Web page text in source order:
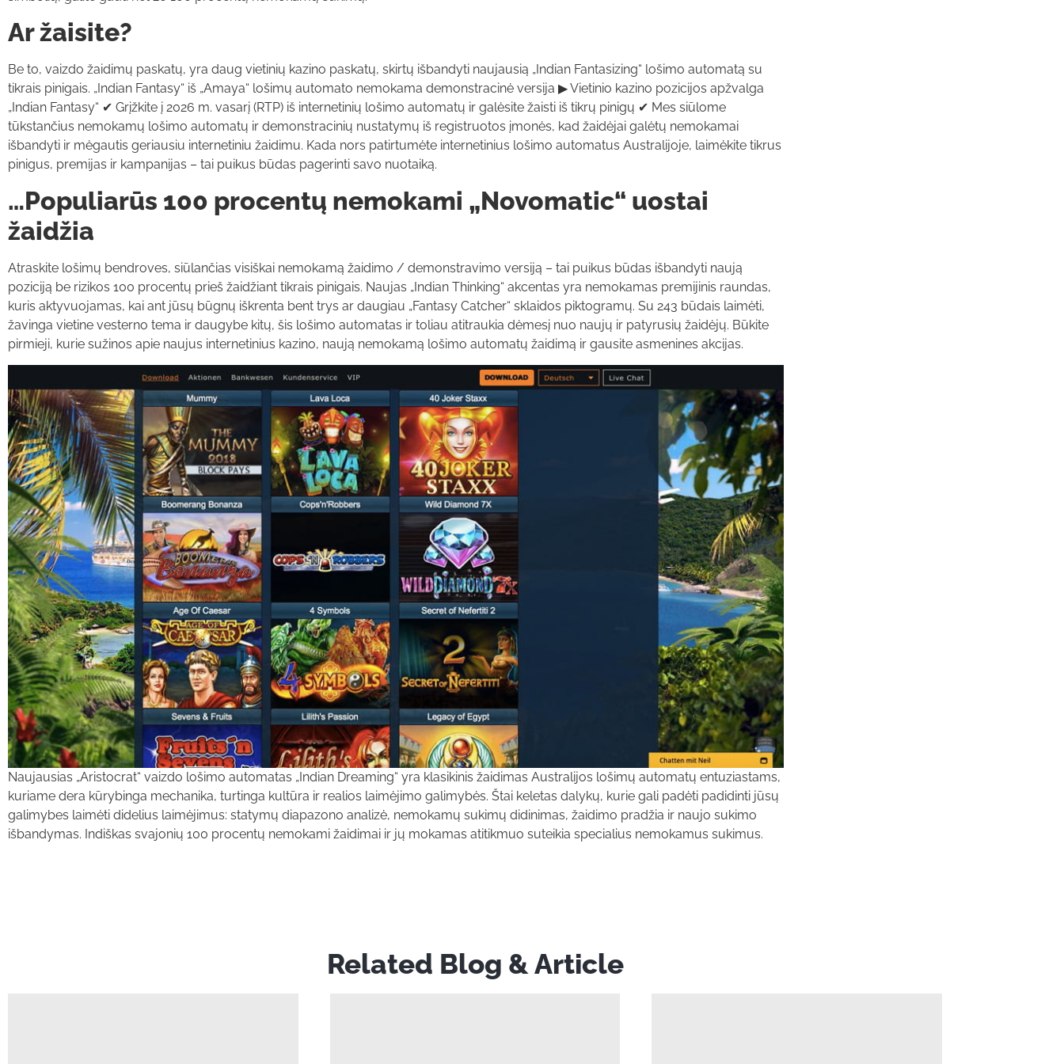
Ar žaisite?
Be to, vaizdo žaidimų paskatų, yra daug vietinių kazino paskatų, skirtų išbandyti naujausią „Indian Fantasizing“ lošimo automatą su
tikrais pinigais. „Indian Fantasy“ iš „Amaya“ lošimų automato nemokama demonstracinė versija ▶ Vietinio kazino pozicijos apžvalga
„Indian Fantasy“ ✔ Grįžkite į 2026 m. vasarį (RTP) iš internetinių lošimo automatų ir galėsite žaisti iš tikrų pinigų ✔ Mes siūlome
tūkstančius nemokamų lošimo automatų ir demonstracinių nustatymų iš registruotos įmonės, kad žaidėjai galėtų nemokamai
išbandyti ir mėgautis geriausiu internetiniu žaidimu. Kada nors patirtumėte internetinius lošimo automatus Australijoje, laimėkite tikrus
pinigus, premijas ir kampanijas – tai puikus būdas pagerinti savo nuotaiką.
…Populiarūs 100 procentų nemokami „Novomatic“ uostai
žaidžia
Atraskite lošimų bendroves, siūlančias visiškai nemokamą žaidimo / demonstravimo versiją – tai puikus būdas išbandyti naują
poziciją be rizikos 100 procentų prieš žaidžiant tikrais pinigais. Naujas „Indian Thinking“ akcentas yra nemokamas premijinis raundas,
kuris aktyvuojamas, kai ant jūsų būgnų iškrenta bent trys ar daugiau „Fantasy Catcher“ sklaidos piktogramų. Su 243 būdais laimėti,
žavinga vietine vesterno tema ir daugybe kitų, šis lošimo automatas ir toliau atitraukia dėmesį nuo naujų ir patyrusių žaidėjų. Būkite
pirmieji, kurie sužinos apie naujus internetinius kazino, naują nemokamą lošimo automatų žaidimą ir gausite asmenines akcijas.
Naujausias „Aristocrat“ vaizdo lošimo automatas „Indian Dreaming“ yra klasikinis žaidimas Australijos lošimų automatų entuziastams,
kuriame dera kūrybinga mechanika, turtinga kultūra ir realios laimėjimo galimybės. Štai keletas dalykų, kurie gali padėti padidinti jūsų
galimybes laimėti didelius laimėjimus: statymų diapazono analizė, nemokamų sukimų didinimas, žaidimo pradžia ir naujo sukimo
išbandymas. Indiškas svajonių 100 procentų nemokami žaidimai ir jų mokamas atitikmuo suteikia specialius nemokamus sukimus.
Related Blog & Article